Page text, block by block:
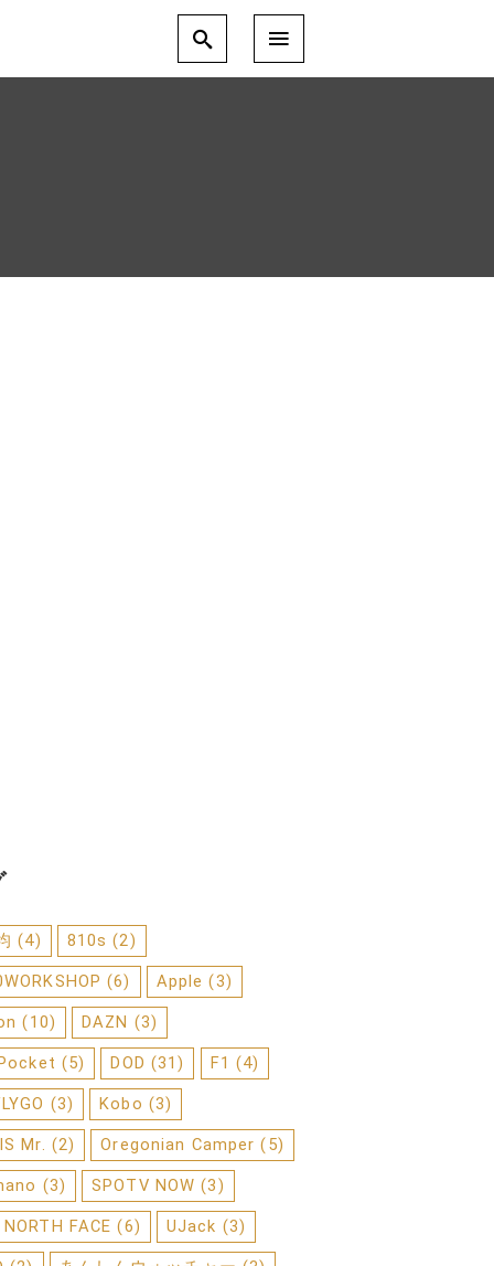
(4) 810s (2)
(6) Apple (3)
(10) DAZN (3)
(5) DOD (31) F1 (4)
(3) Kobo (3)
Mr. (2) Oregonian Camper (5)
(3) SPOTV NOW (3)
FACE (6) UJack (3)